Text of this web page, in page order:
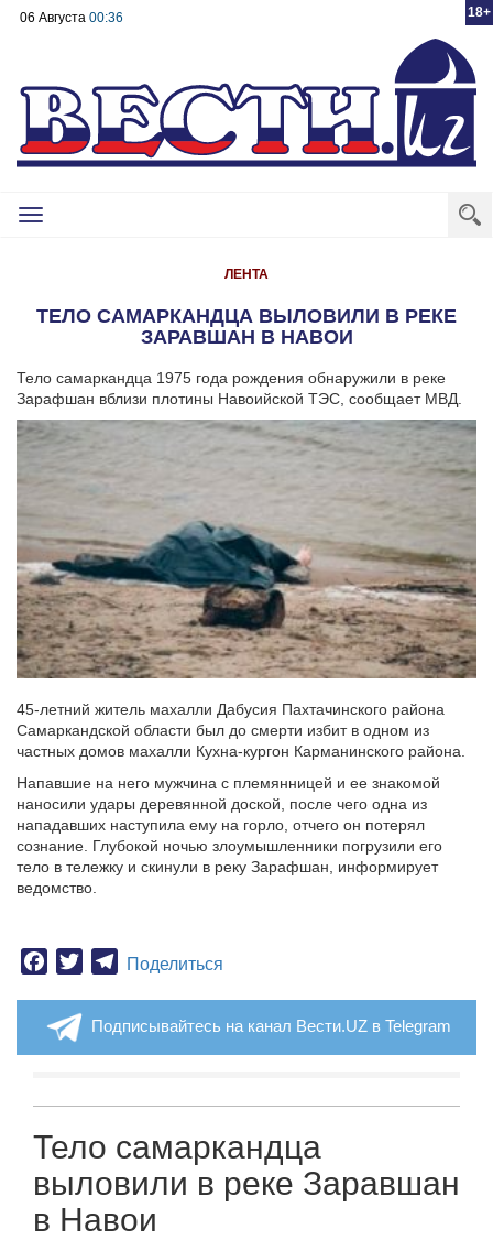
18+
06 Августа 00:36
Toggle
ЛЕНТА
ТЕЛО САМАРКАНДЦА ВЫЛОВИЛИ В РЕКЕ
ЗАРАВШАН В НАВОИ
Тело самаркандца 1975 года рождения обнаружили в реке
Зарафшан вблизи плотины Навоийской ТЭС, сообщает МВД.
45-летний житель махалли Дабусия Пахтачинского района
Самаркандской области был до смерти избит в одном из
частных домов махалли Кухна-кургон Карманинского района.
Напавшие на него мужчина с племянницей и ее знакомой
наносили удары деревянной доской, после чего одна из
нападавших наступила ему на горло, отчего он потерял
сознание. Глубокой ночью злоумышленники погрузили его
тело в тележку и скинули в реку Зарафшан, информирует
ведомство.
Facebook
TwitterTelegram
Поделиться
Подписывайтесь на канал Вести.UZ в Telegram
Тело самаркандца
выловили в реке Заравшан
в Навои